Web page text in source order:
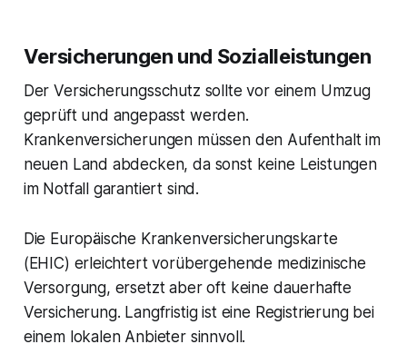
Versicherungen und Sozialleistungen
Der Versicherungsschutz sollte vor einem Umzug
geprüft und angepasst werden.
Krankenversicherungen müssen den Aufenthalt im
neuen Land abdecken, da sonst keine Leistungen
im Notfall garantiert sind.
Die Europäische Krankenversicherungskarte
(EHIC) erleichtert vorübergehende medizinische
Versorgung, ersetzt aber oft keine dauerhafte
Versicherung. Langfristig ist eine Registrierung bei
einem lokalen Anbieter sinnvoll.